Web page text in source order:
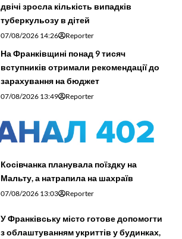
двічі зросла кількість випадків
туберкульозу в дітей
07/08/2026 14:26 Reporter
На Франківщині понад 9 тисяч
вступників отримали рекомендації до
зарахування на бюджет
07/08/2026 13:49 Reporter
Косівчанка планувала поїздку на
Мальту, а натрапила на шахраїв
07/08/2026 13:03 Reporter
У Франківську місто готове допомогти
з облаштуванням укриттів у будинках,